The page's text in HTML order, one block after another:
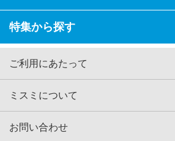
特集から探す
ご利用にあたって
ミスミについて
お問い合わせ